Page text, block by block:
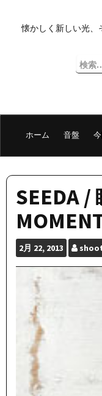
プ
懐かしく新しい光、
検
索:
ホーム 音盤
SEEDA /
2月 22, 2013